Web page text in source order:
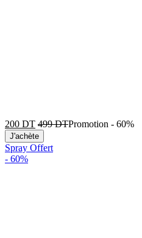
200 DT 499DTPromotion - 60%
J'achète
Spray Offert
- 60%